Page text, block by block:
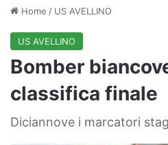
Home / US AVELLINO
US AVELLINO
Bomber
classifica finale
Diciannove i marcatori